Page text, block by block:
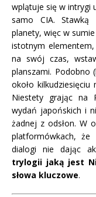
wplątuje się w intrygi
samo CIA. Stawką
planety, więc w
istotnym
na swój czas,
planszami. Podobno
około
Niestety grając na
wydań japońskich i
żadnej z odsłon. W
platformówkach, że
dialogi nie dając
trylogii jaką jest
słowa kluczowe.